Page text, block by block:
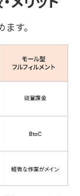
す。